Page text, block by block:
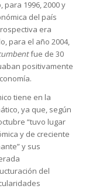
1996, 2000 y
del país
era
para el año 2004,
fue de 30
positivamente
tiene en la
ya que, según
“tuvo lugar
y de creciente
y sus
del